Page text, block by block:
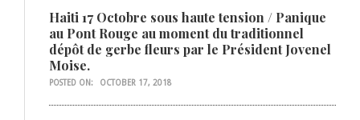
Haiti 17 Octobre sous haute tension / Panique
au Pont Rouge au moment du traditionnel
dépôt de gerbe fleurs par le Président Jovenel
Moise.
POSTED ON: OCTOBER 17, 2018